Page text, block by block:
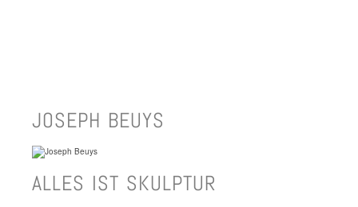
JOSEPH BEUYS
ALLES IST SKULPTUR